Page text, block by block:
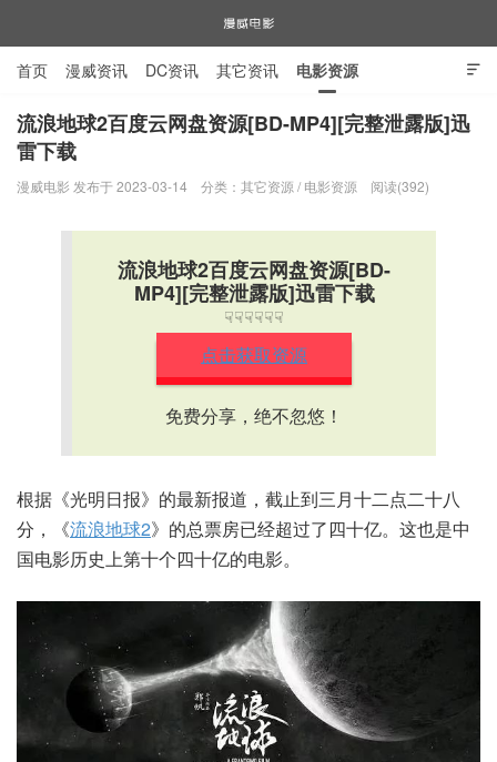
漫威电影

首页 漫威资讯 DC资讯 其它资讯 电影资源
电视剧资源 漫威图片
流浪地球2百度云网盘资源[BD-MP4][完整泄露版]迅
雷下载
漫威电影 发布于 2023-03-14 分类： 其它资源 / 电影资源 阅读(392)
流浪地球2百度云网盘资源[BD-
MP4][完整泄露版]迅雷下载
☟☟☟☟☟☟
点击获取资源
免费分享，绝不忽悠！
根据《光明日报》的最新报道，截止到三月十二点二十八
分，《流浪地球2》的总票房已经超过了四十亿。这也是中
国电影历史上第十个四十亿的电影。